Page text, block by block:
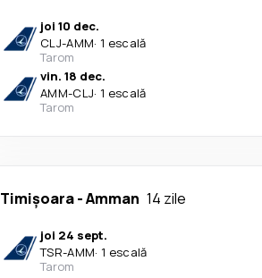
joi 10 dec.
CLJ-AMM· 1 escală
Tarom
vin. 18 dec.
AMM-CLJ· 1 escală
Tarom
Timișoara-Amman 14 zile
joi 24 sept.
TSR-AMM· 1 escală
Tarom